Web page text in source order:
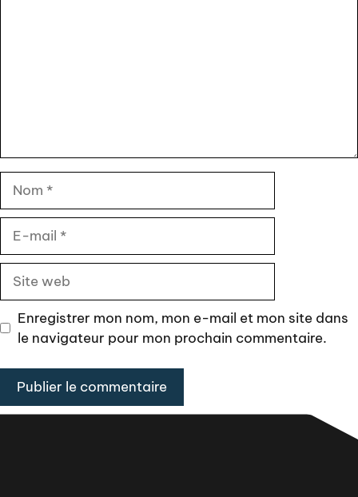
mail
Site
web
Enregistrer mon nom, mon e-mail et mon site dans
le navigateur pour mon prochain commentaire.